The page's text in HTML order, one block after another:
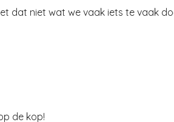
dat niet wat we vaak iets te vaak
de kop!